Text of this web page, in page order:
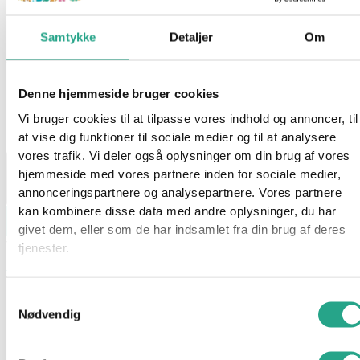
Samtykke Detaljer Om
Denne hjemmeside bruger cookies
Vi bruger cookies til at tilpasse vores indhold og annoncer, til
at vise dig funktioner til sociale medier og til at analysere
vores trafik. Vi deler også oplysninger om din brug af vores
hjemmeside med vores partnere inden for sociale medier,
annonceringspartnere og analysepartnere. Vores partnere
kan kombinere disse data med andre oplysninger, du har
givet dem, eller som de har indsamlet fra din brug af deres
tjenester.
Nødvendig
Hama Mini – 2000 stk. Perler (Vinrød)
16,95kr.
På lager 1-3 hverdages levering
På lager:
Varenummer
Spørg om produktet